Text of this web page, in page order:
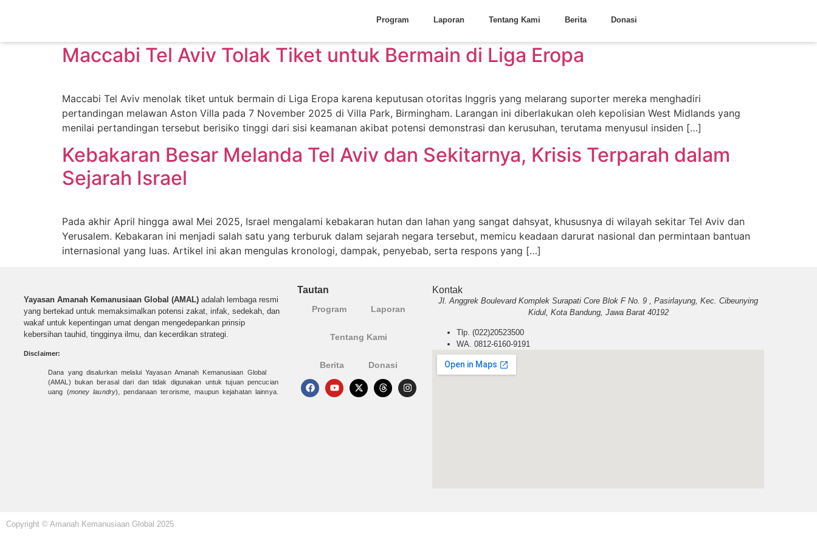
Program Laporan Tentang Kami Berita Donasi
Maccabi Tel Aviv Tolak Tiket untuk Bermain di Liga Eropa
Maccabi Tel Aviv menolak tiket untuk bermain di Liga Eropa karena keputusan otoritas Inggris yang melarang suporter mereka menghadiri
pertandingan melawan Aston Villa pada 7 November 2025 di Villa Park, Birmingham. Larangan ini diberlakukan oleh kepolisian West Midlands yang
menilai pertandingan tersebut berisiko tinggi dari sisi keamanan akibat potensi demonstrasi dan kerusuhan, terutama menyusul insiden […]
Kebakaran Besar Melanda Tel Aviv dan Sekitarnya, Krisis Terparah dalam
Sejarah Israel
Pada akhir April hingga awal Mei 2025, Israel mengalami kebakaran hutan dan lahan yang sangat dahsyat, khususnya di wilayah sekitar Tel Aviv dan
Yerusalem. Kebakaran ini menjadi salah satu yang terburuk dalam sejarah negara tersebut, memicu keadaan darurat nasional dan permintaan bantuan
internasional yang luas. Artikel ini akan mengulas kronologi, dampak, penyebab, serta respons yang […]
Yayasan Amanah Kemanusiaan Global (AMAL) adalah lembaga resmi
yang bertekad untuk memaksimalkan potensi zakat, infak, sedekah, dan
wakaf untuk kepentingan umat dengan mengedepankan prinsip
kebersihan tauhid, tingginya ilmu, dan kecerdikan strategi.
Disclaimer:
Dana yang disalurkan melalui Yayasan Amanah Kemanusiaan Global
(AMAL) bukan berasal dari dan tidak digunakan untuk tujuan pencucian
uang (money laundry), pendanaan terorisme, maupun kejahatan lainnya.
Tautan
Program Laporan
Tentang Kami
Berita Donasi
Kontak
Jl. Anggrek Boulevard Komplek Surapati Core Blok F No. 9 , Pasirlayung, Kec. Cibeunying
Kidul, Kota Bandung, Jawa Barat 40192
Tlp. (022)20523500
WA. 0812-6160-9191
Copyright © Amanah Kemanusiaan Global 2025